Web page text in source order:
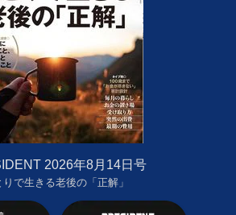
2026年8月14日号
りで生きる老後の「正解」